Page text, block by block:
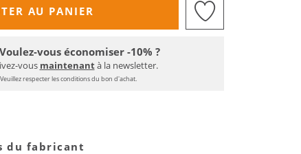
AU PANIER
Voulez-vous économiser -10% ?
vous maintenantà la newsletter.
Veuillez respecter les conditions du bon d'achat.
du fabricant